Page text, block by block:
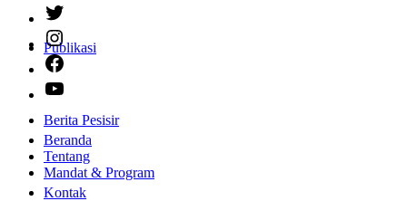
Publikasi
Berita Pesisir
Kontak
Facebook
Beranda
Tentang
Mandat & Program